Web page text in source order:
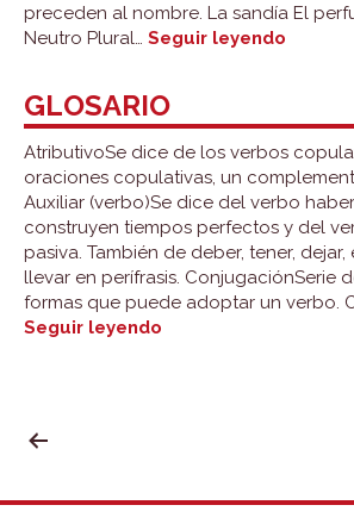
preceden al nombre. La sandía El
Neutro Plural… Seguir leyendo
GLOSARIO
AtributivoSe dice de los verbos
oraciones copulativas, un
Auxiliar (verbo)Se dice del verbo
construyen tiempos perfectos y del
pasiva. También de deber, tener, dejar,
llevar en perífrasis. ConjugaciónSerie
formas que puede adoptar un verbo.
Seguir leyendo
PAGINACIÓN